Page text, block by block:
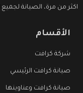
اكثر من مرة، الصيانة
الأقسام
شركة كرافت
صيانة كرافت الرئيسي
صيانة كرافت وعناوينها